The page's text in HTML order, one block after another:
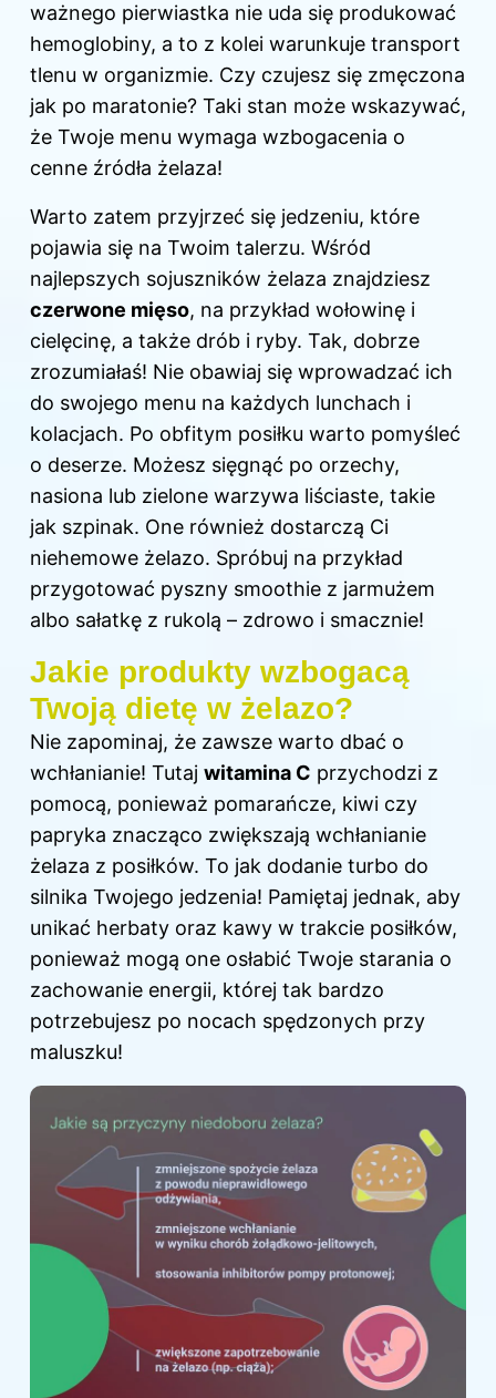
ważnego pierwiastka nie uda się produkować
hemoglobiny, a to z kolei warunkuje transport
tlenu w organizmie. Czy czujesz się zmęczona
jak po maratonie? Taki stan może wskazywać,
że Twoje menu wymaga wzbogacenia o
cenne źródła żelaza!
Warto zatem przyjrzeć się jedzeniu, które
pojawia się na Twoim talerzu. Wśród
najlepszych sojuszników żelaza znajdziesz
czerwone mięso, na przykład wołowinę i
cielęcinę, a także drób i ryby. Tak, dobrze
zrozumiałaś! Nie obawiaj się wprowadzać ich
do swojego menu na każdych lunchach i
kolacjach. Po obfitym posiłku warto pomyśleć
o deserze. Możesz sięgnąć po orzechy,
nasiona lub zielone warzywa liściaste, takie
jak szpinak. One również dostarczą Ci
niehemowe żelazo. Spróbuj na przykład
przygotować pyszny smoothie z jarmużem
albo sałatkę z rukolą – zdrowo i smacznie!
Jakie produkty wzbogacą
Twoją dietę w żelazo?
Nie zapominaj, że zawsze warto dbać o
wchłanianie! Tutaj witamina C przychodzi z
pomocą, ponieważ pomarańcze, kiwi czy
papryka znacząco zwiększają wchłanianie
żelaza z posiłków. To jak dodanie turbo do
silnika Twojego jedzenia! Pamiętaj jednak, aby
unikać herbaty oraz kawy w trakcie posiłków,
ponieważ mogą one osłabić Twoje starania o
zachowanie energii, której tak bardzo
potrzebujesz po nocach spędzonych przy
maluszku!